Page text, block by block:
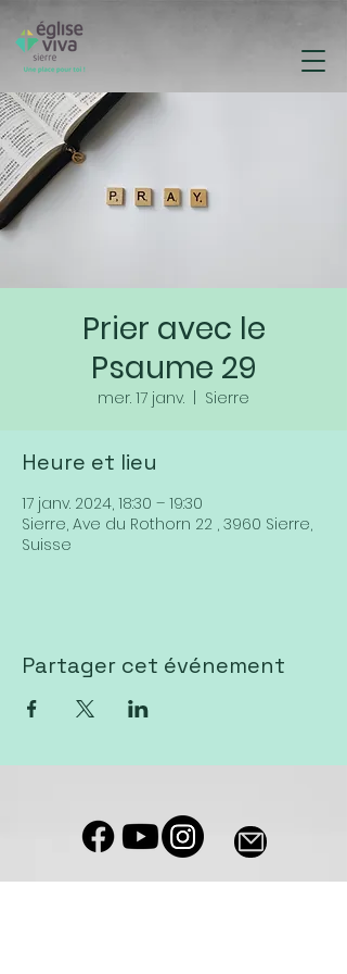
Prier avec le
Psaume 29
mer. 17 janv. Sierre
Heure et lieu
17 janv. 2024, 18:30 – 19:30
Sierre, Ave du Rothorn 22 , 3960 Sierre,
Suisse
Partager cet événement